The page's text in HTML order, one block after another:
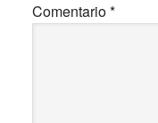
Comentario*